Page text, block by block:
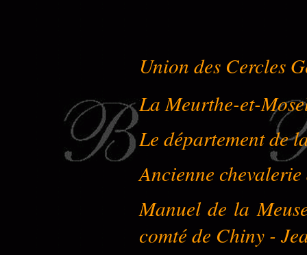
Union des Cercles
La Meurthe-et-
Le département de
Ancienne
Manuel de la
comté de Chiny -